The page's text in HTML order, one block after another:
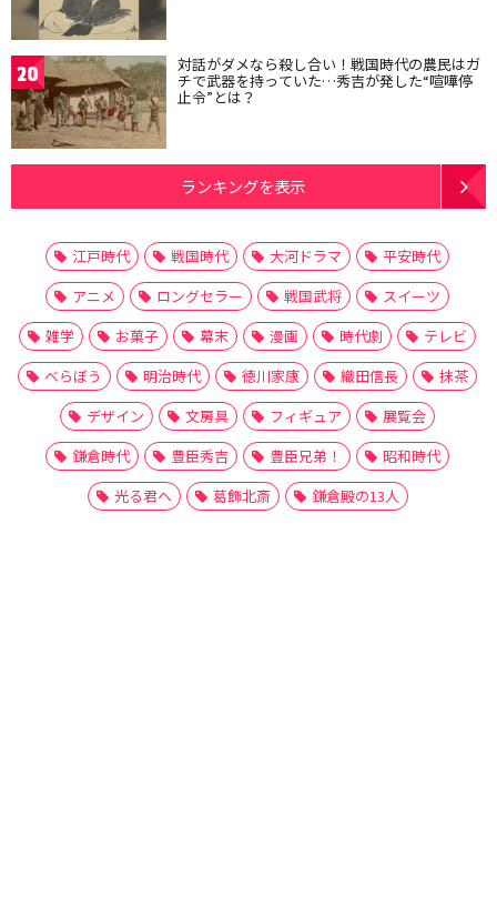
20 対話がダメなら殺し合い！戦国時代の農民はガ
チで武器を持っていた…秀吉が発した“喧嘩停
止令”とは？
ランキングを表示
江戸時代 戦国時代 大河ドラマ
平安時代
アニメ
ロングセラー 戦国武将
スイーツ
雑学
お菓子 幕末 漫画 時代劇
テレビ
べらぼう
明治時代 徳川家康 織田信長
抹茶
デザイン
文房具 フィギュア
展覧会
鎌倉時代
豊臣秀吉 豊臣兄弟！
昭和時代
光る君へ
葛飾北斎 鎌倉殿の13人